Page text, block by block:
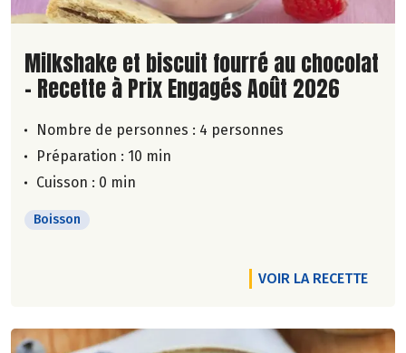
Lire la suite de la recette
Milkshake et biscuit fourré au chocolat
- Recette à Prix Engagés Août 2026
Nombre de personnes : 4 personnes
Préparation : 10 min
Cuisson : 0 min
Boisson
VOIR LA RECETTE